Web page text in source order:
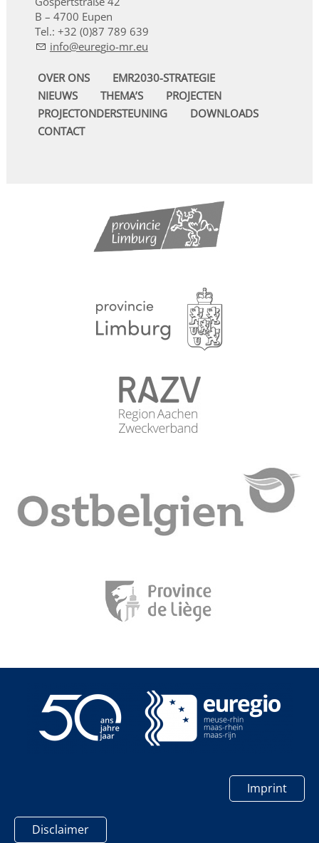
B – 4700 Eupen
Tel.: +32 (0)87 789 639
nf
r g -mr
OVER ONS
EMR2030-STRATEGIE
NIEUWS
THEMA’S
PROJECTEN
PROJECTONDERSTEUNING
DOWNLOADS
CONTACT
Imprint
Disclaimer